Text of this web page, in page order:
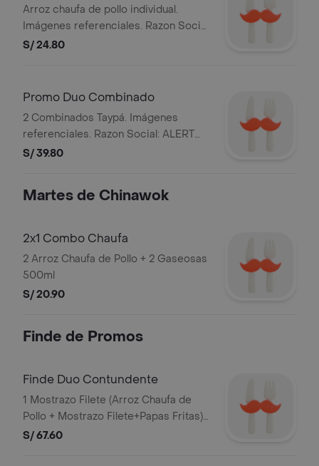
Arroz chaufa de pollo individual.
Imágenes referenciales. Razon Social:
ALERT DEL PERU S.A. y RUC:
S/ 24.80
Promo Duo Combinado
2 Combinados Taypá. Imágenes
referenciales. Razon Social: ALERT
DEL PERU S.A. y RUC: 20101869947.
S/ 39.80
Martes de Chinawok
2x1 Combo Chaufa
2 Arroz Chaufa de Pollo + 2 Gaseosas
500ml
S/ 20.90
Finde de Promos
Finde Duo Contundente
1 Mostrazo Filete (Arroz Chaufa de
Pollo + Mostrazo Filete+Papas Fritas)
+ 1 Chijaukay A lo Pobre (Arroz Chaufa
S/ 67.60